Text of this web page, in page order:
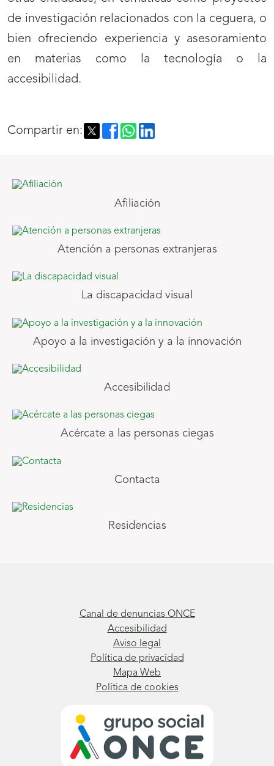
de investigación relacionados con la ceguera, o
bien ofreciendo experiencia y asesoramiento
en materias como la tecnología o la
accesibilidad.
Compartir en:
Afiliación
Atención a personas extranjeras
La discapacidad visual
Apoyo a la investigación y a la innovación
Accesibilidad
Acércate a las personas ciegas
Contacta
Residencias
Canal de denuncias ONCE
Accesibilidad
Aviso legal
Política de privacidad
Mapa Web
Política de cookies